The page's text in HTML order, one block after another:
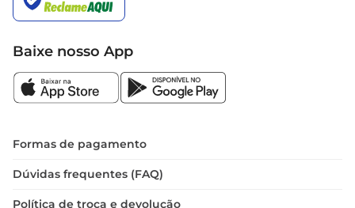
Baixe nosso App
Formas de pagamento
Dúvidas frequentes (FAQ)
Política de troca e devolução